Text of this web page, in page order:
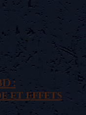
:
et effets